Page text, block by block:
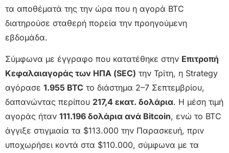
τα αποθέματά της την ώρα που η αγορά BTC
διατηρούσε σταθερή πορεία την προηγούμενη
εβδομάδα.
Σύμφωνα με έγγραφο που κατατέθηκε στην Επιτροπή
Κεφαλαιαγοράς των ΗΠΑ (SEC) την Τρίτη, η Strategy
αγόρασε 1.955 BTC το διάστημα 2–7 Σεπτεμβρίου,
δαπανώντας περίπου 217,4 εκατ. δολάρια. Η μέση τιμή
αγοράς ήταν 111.196 δολάρια ανά Bitcoin, ενώ το BTC
άγγιξε στιγμιαία τα $113.000 την Παρασκευή, πριν
υποχωρήσει κοντά στα $110.000, σύμφωνα με τα